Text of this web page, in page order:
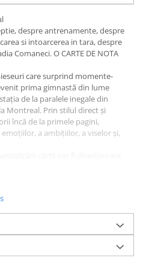
despre antrenamente, despre
si intoarcerea in tara, despre
Comaneci. O CARTE DE NOTA
care surprind momente-
prima gimnastă din lume
de la paralele inegale din
Montreal. Prin stilul direct și
încă de la primele pagini,
a ambițiilor, a viselor și,
MiniMe al Fundației Nadia
cursuri și ateliere de
la inima românilor și a
să atingă performanța în acest
gimnastă” este modul meu de a
unor ani care mi-au conturat
implicarea partenerilor